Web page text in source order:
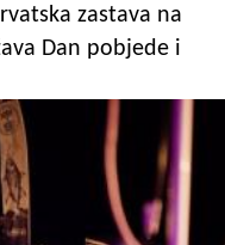
zastava na
Dan pobjede i